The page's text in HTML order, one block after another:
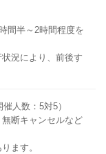
間半～2時間程度を
状況により、前後す
人数：5対5）
断キャンセルなど
ます。